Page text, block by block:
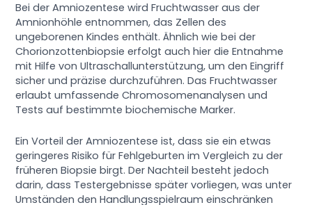
Bei der Amniozentese wird Fruchtwasser aus der
Amnionhöhle entnommen, das Zellen des
ungeborenen Kindes enthält. Ähnlich wie bei der
Chorionzottenbiopsie erfolgt auch hier die Entnahme
mit Hilfe von Ultraschallunterstützung, um den Eingriff
sicher und präzise durchzuführen. Das Fruchtwasser
erlaubt umfassende Chromosomenanalysen und
Tests auf bestimmte biochemische Marker.
Ein Vorteil der Amniozentese ist, dass sie ein etwas
geringeres Risiko für Fehlgeburten im Vergleich zu der
früheren Biopsie birgt. Der Nachteil besteht jedoch
darin, dass Testergebnisse später vorliegen, was unter
Umständen den Handlungsspielraum einschränken